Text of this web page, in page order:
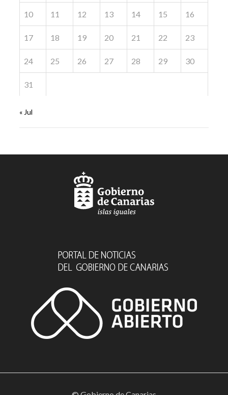
10 11 12 13 14 15 16
17 18 19 20 21 22 23
24 25 26 27 28 29 30
31
« Jul